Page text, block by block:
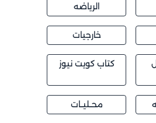
الرياضه
خارجيات
كتاب كويت نيوز
محــليــات